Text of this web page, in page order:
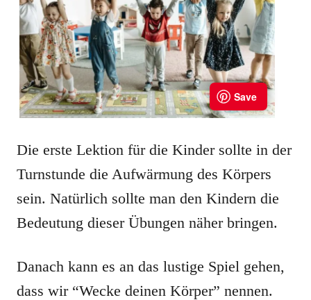
Die erste Lektion für die Kinder sollte in der
Turnstunde die Aufwärmung des Körpers
sein. Natürlich sollte man den Kindern die
Bedeutung dieser Übungen näher bringen.
Danach kann es an das lustige Spiel gehen,
dass wir “Wecke deinen Körper” nennen.